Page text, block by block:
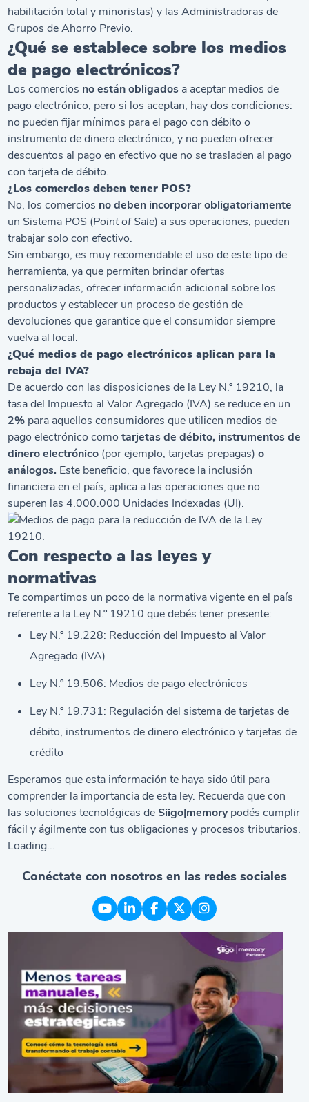
habilitación total y minoristas) y las Administradoras de
Grupos de Ahorro Previo.
¿Qué se establece sobre los medios
de pago electrónicos?
Los comercios no están obligados a aceptar medios de
pago electrónico, pero si los aceptan, hay dos condiciones:
no pueden fijar mínimos para el pago con débito o
instrumento de dinero electrónico, y no pueden ofrecer
descuentos al pago en efectivo que no se trasladen al pago
con tarjeta de débito.
¿Los comercios deben tener POS?
No, los comercios no deben incorporar obligatoriamente
un Sistema POS (Point of Sale) a sus operaciones, pueden
trabajar solo con efectivo.
Sin embargo, es muy recomendable el uso de este tipo de
herramienta, ya que permiten brindar ofertas
personalizadas, ofrecer información adicional sobre los
productos y establecer un proceso de gestión de
devoluciones que garantice que el consumidor siempre
vuelva al local.
¿Qué medios de pago electrónicos aplican para la
rebaja del IVA?
De acuerdo con las disposiciones de la Ley N.º 19210, la
tasa del Impuesto al Valor Agregado (IVA) se reduce en un
2% para aquellos consumidores que utilicen medios de
pago electrónico comotarjetas de débito, instrumentos de
dinero electrónico (por ejemplo, tarjetas prepagas)o
análogos. Este beneficio, que favorece la inclusión
financiera en el país, aplica a las operaciones que no
superen las 4.000.000 Unidades Indexadas (UI).
Con respecto a las leyes y
normativas
Te compartimos un poco de la normativa vigente en el país
referente a la Ley N.º 19210 que debés tener presente:
Ley N.º 19.228: Reducción del Impuesto al Valor
Agregado (IVA)
Ley N.º 19.506: Medios de pago electrónicos
Ley N.º 19.731: Regulación del sistema de tarjetas de
débito, instrumentos de dinero electrónico y tarjetas de
crédito
Esperamos que esta información te haya sido útil para
comprender la importancia de esta ley. Recuerda que con
las soluciones tecnológicas deSiigo|memorypodés cumplir
fácil y ágilmente con tus obligaciones y procesos tributarios.
Loading...
Conéctate con nosotros en las redes sociales